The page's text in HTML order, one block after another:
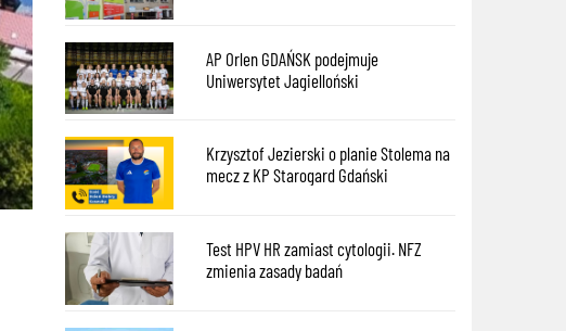
AP Orlen GDAŃSK podejmuje
Uniwersytet Jagielloński
Krzysztof Jezierski o planie Stolema na
mecz z KP Starogard Gdański
Test HPV HR zamiast cytologii. NFZ
zmienia zasady badań